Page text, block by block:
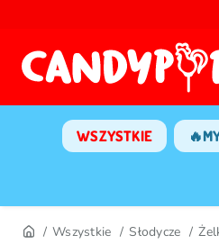
WSZYSTKIE
Wszystkie Słodycze